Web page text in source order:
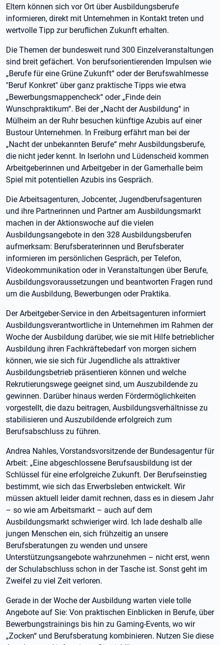
Eltern können sich vor Ort über Ausbildungsberufe
informieren, direkt mit Unternehmen in Kontakt treten und
wertvolle Tipp zur beruflichen Zukunft erhalten.
Die Themen der bundesweit rund 300 Einzelveranstaltungen
sind breit gefächert. Von berufsorientierenden Impulsen wie
„Berufe für eine Grüne Zukunft“ oder der Berufswahlmesse
"Beruf Konkret" über ganz praktische Tipps wie etwa
„Bewerbungsmappencheck“ oder „Finde dein
Wunschpraktikum“. Bei der „Nacht der Ausbildung“ in
Mülheim an der Ruhr besuchen künftige Azubis auf einer
Bustour Unternehmen. In Freiburg erfährt man bei der
„Nacht der unbekannten Berufe“ mehr Ausbildungsberufe,
die nicht jeder kennt. In Iserlohn und Lüdenscheid kommen
Arbeitgeberinnen und Arbeitgeber in der Gamerhalle beim
Spiel mit potentiellen Azubis ins Gespräch.
Die Arbeitsagenturen, Jobcenter, Jugendberufsagenturen
und ihre Partnerinnen und Partner am Ausbildungsmarkt
machen in der Aktionswoche auf die vielen
Ausbildungsangebote in den 328 Ausbildungsberufen
aufmerksam: Berufsberaterinnen und Berufsberater
informieren im persönlichen Gespräch, per Telefon,
Videokommunikation oder in Veranstaltungen über Berufe,
Ausbildungsvoraussetzungen und beantworten Fragen rund
um die Ausbildung, Bewerbungen oder Praktika.
Der Arbeitgeber-Service in den Arbeitsagenturen informiert
Ausbildungsverantwortliche in Unternehmen im Rahmen der
Woche der Ausbildung darüber, wie sie mit Hilfe betrieblicher
Ausbildung ihren Fachkräftebedarf von morgen sichern
können, wie sie sich für Jugendliche als attraktiver
Ausbildungsbetrieb präsentieren können und welche
Rekrutierungswege geeignet sind, um Auszubildende zu
gewinnen. Darüber hinaus werden Fördermöglichkeiten
vorgestellt, die dazu beitragen, Ausbildungsverhältnisse zu
stabilisieren und Auszubildende erfolgreich zum
Berufsabschluss zu führen.
Andrea Nahles, Vorstandsvorsitzende der Bundesagentur für
Arbeit: „Eine abgeschlossene Berufsausbildung ist der
Schlüssel für eine erfolgreiche Zukunft. Der Berufseinstieg
bestimmt, wie sich das Erwerbsleben entwickelt. Wir
müssen aktuell leider damit rechnen, dass es in diesem Jahr
– so wie am Arbeitsmarkt – auch auf dem
Ausbildungsmarkt schwieriger wird. Ich lade deshalb alle
jungen Menschen ein, sich frühzeitig an unsere
Berufsberatungen zu wenden und unsere
Unterstützungsangebote wahrzunehmen – nicht erst, wenn
der Schulabschluss schon in der Tasche ist. Sonst geht im
Zweifel zu viel Zeit verloren.
Gerade in der Woche der Ausbildung warten viele tolle
Angebote auf Sie: Von praktischen Einblicken in Berufe, über
Bewerbungstrainings bis hin zu Gaming-Events, wo wir
„Zocken“ und Berufsberatung kombinieren. Nutzen Sie diese